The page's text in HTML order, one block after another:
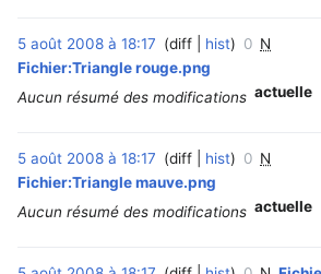
5 août 2008 à 18:17 diff hist 0 N
Fichier:Triangle rouge.png
Aucun résumé des modifications actuelle
5 août 2008 à 18:17 diff hist 0 N
Fichier:Triangle mauve.png
Aucun résumé des modifications actuelle